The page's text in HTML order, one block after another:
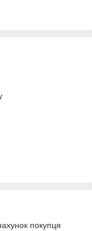
покупця